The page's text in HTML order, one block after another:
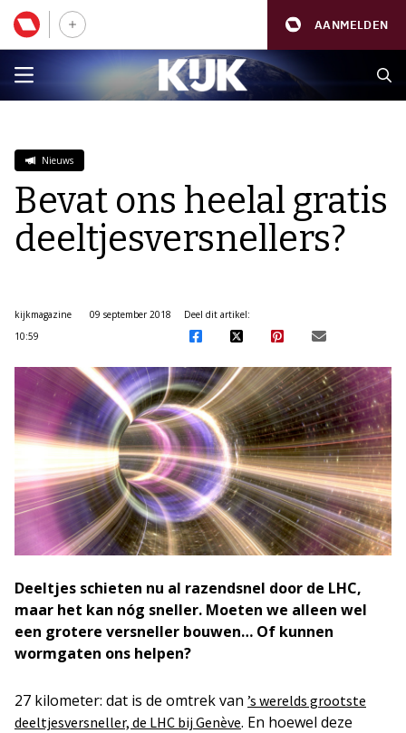
AANMELDEN
Nieuws
Bevat ons heelal gratis
deeltjesversnellers?
kijkmagazine
09 september 2018
10:59
Deel dit artikel:
Deeltjes schieten nu al razendsnel door de LHC,
maar het kan nóg sneller. Moeten we alleen wel
een grotere versneller bouwen… Of kunnen
wormgaten ons helpen?
27 kilometer: dat is de omtrek van ’s werelds grootste
deeltjesversneller, de LHC bij Genève. En hoewel deze